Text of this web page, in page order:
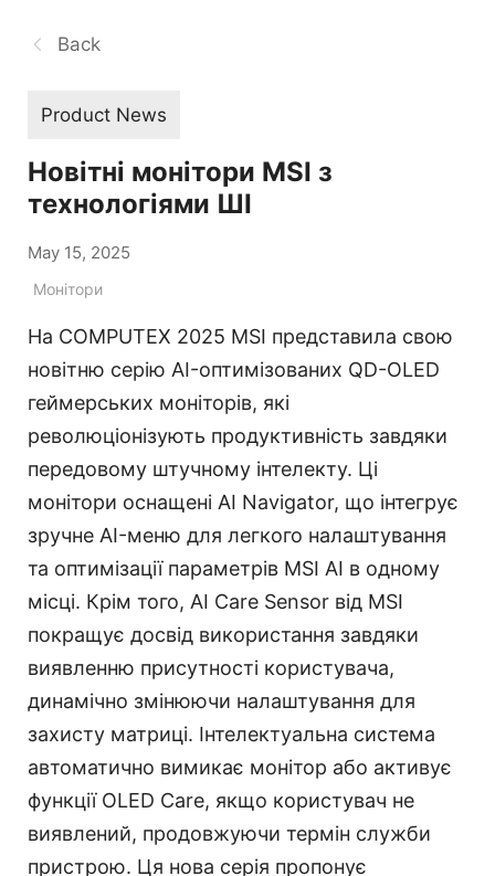
Back
Product News
Новітні монітори MSI з
технологіями ШІ
May 15, 2025
Монітори
На COMPUTEX 2025 MSI представила свою
новітню серію AI-оптимізованих QD-OLED
геймерських моніторів, які
революціонізують продуктивність завдяки
передовому штучному інтелекту. Ці
монітори оснащені AI Navigator, що інтегрує
зручне AI-меню для легкого налаштування
та оптимізації параметрів MSI AI в одному
місці. Крім того, AI Care Sensor від MSI
покращує досвід використання завдяки
виявленню присутності користувача,
динамічно змінюючи налаштування для
захисту матриці. Інтелектуальна система
автоматично вимикає монітор або активує
функції OLED Care, якщо користувач не
виявлений, продовжуючи термін служби
пристрою. Ця нова серія пропонує